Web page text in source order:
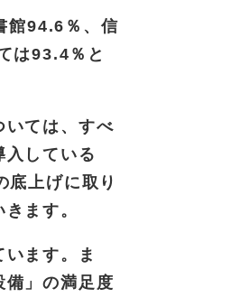
館94.6％、信
は93.4％と
いては、すべ
している
底上げに取り
ます。
ます。ま
備」の満足度